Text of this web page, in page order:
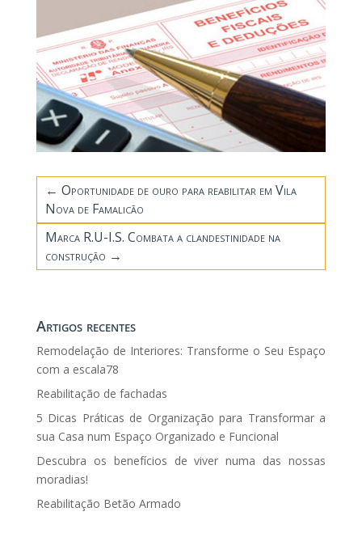
← Oportunidade de ouro para reabilitar em Vila
Nova de Famalicão
Marca R.U-I.S. Combata a clandestinidade na
construção →
Artigos recentes
Remodelação de Interiores: Transforme o Seu Espaço
com a escala78
Reabilitação de fachadas
5 Dicas Práticas de Organização para Transformar a
sua Casa num Espaço Organizado e Funcional
Descubra os benefícios de viver numa das nossas
moradias!
Reabilitação Betão Armado